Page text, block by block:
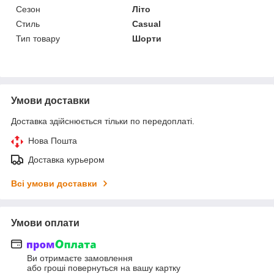
Сезон
Літо
Стиль
Casual
Тип товару
Шорти
Умови доставки
Доставка здійснюється тільки по передоплаті.
Нова Пошта
Доставка курьером
Всі умови доставки
Умови оплати
Ви отримаєте замовлення
або гроші повернуться на вашу картку